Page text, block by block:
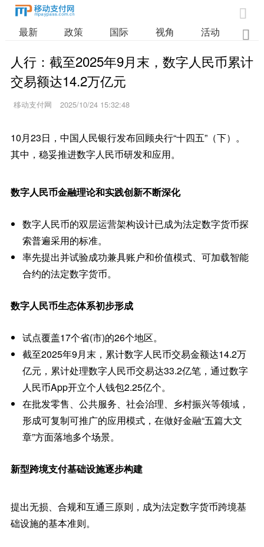

最新 政策 国际 视角 活动 业

人行：截至2025年9月末，数字人民币累计
交易额达14.2万亿元
移动支付网 2025/10/24 15:32:48
10月23日，中国人民银行发布回顾央行“十四五”（下）。
其中，稳妥推进数字人民币研发和应用。
数字人民币金融理论和实践创新不断深化
数字人民币的双层运营架构设计已成为法定数字货币探
索普遍采用的标准。
率先提出并试验成功兼具账户和价值模式、可加载智能
合约的法定数字货币。
数字人民币生态体系初步形成
试点覆盖17个省(市)的26个地区。
截至2025年9月末，累计数字人民币交易金额达14.2万
亿元，累计处理数字人民币交易达33.2亿笔，通过数字
人民币App开立个人钱包2.25亿个。
在批发零售、公共服务、社会治理、乡村振兴等领域，
形成可复制可推广的应用模式，在做好金融“五篇大文
章”方面落地多个场景。
新型跨境支付基础设施逐步构建
提出无损、合规和互通三原则，成为法定数字货币跨境基
础设施的基本准则。